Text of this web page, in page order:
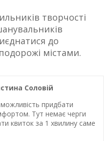
творчості
до
містами.
Соловій
можливість придбати
Тут немає черги
квиток за 1 хвилину саме